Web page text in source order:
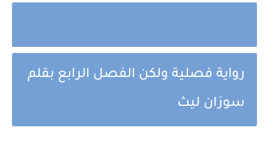
رواية فصلية ولكن الفصل الرابع بقلم
سوزان ليث